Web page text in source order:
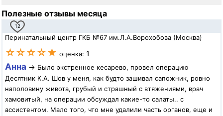
Полезные отзывы месяца
12
Перинатальный центр ГКБ №67 им.Л.А.Ворохобова (Москва)
☆☆☆☆★ оценка: 1
Анна → Было экстренное кесарево, провел операцию
Десятник К.А. Шов у меня, как будто зашивал сапожник, ровно
наполовину живота, грубый и страшный с втяжениями, врач
хамовитый, на операции обсуждал какие-то салаты.. с
ассистентом. Мало того, что мне удалили часть органов, еще и